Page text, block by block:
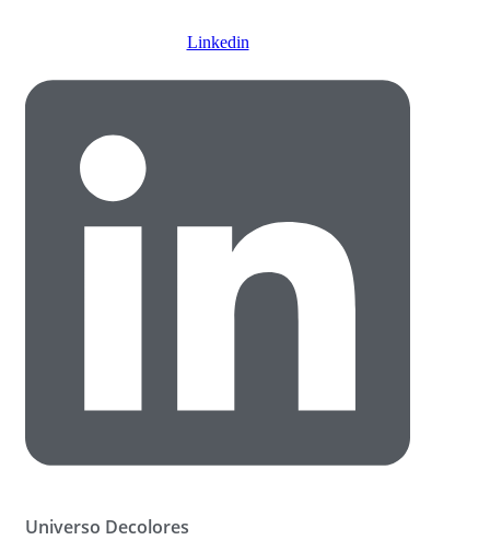
Linkedin
Universo Decolores